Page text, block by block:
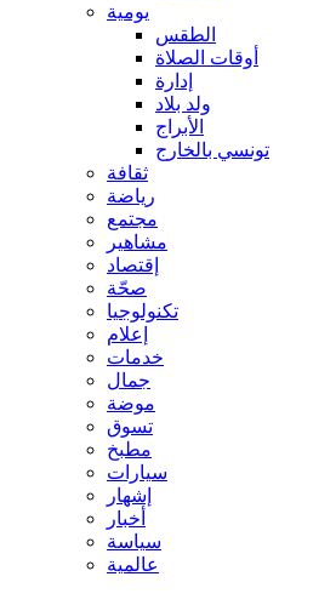
يومية
الطقس
أوقات الصلاة
إدارة
ولد بلاد
الأبراج
تونسي بالخارج
ثقافة
رياضة
مجتمع
مشاهير
إقتصاد
صحّة
تكنولوجيا
إعلام
خدمات
جمال
موضة
تسوق
مطبخ
سيارات
إشهار
أخبار
سياسة
عالمية